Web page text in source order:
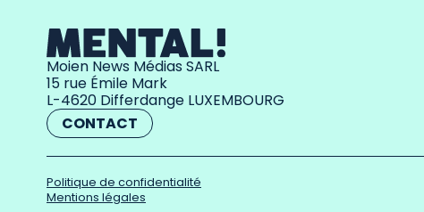
Moien News Médias SARL
15 rue Émile Mark
L-4620 Differdange LUXEMBOURG
CONTACT
Politique de confidentialité
Mentions légales